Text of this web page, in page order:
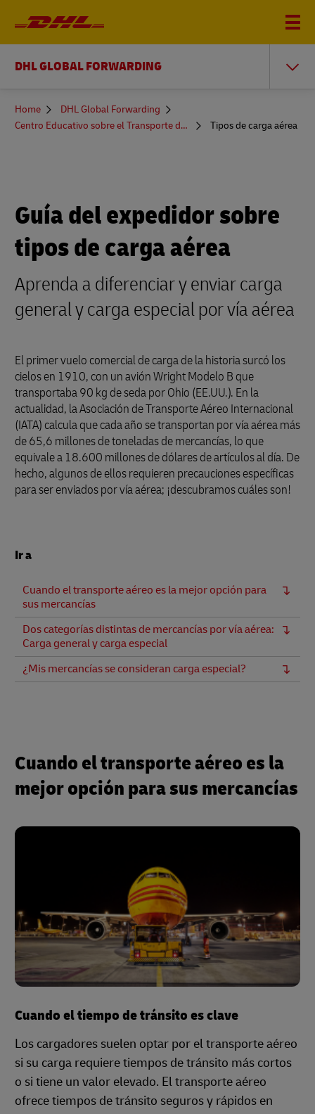
DHL GLOBAL FORWARDING
You
here
Home
DHL Global Forwarding
Centro Educativo sobre el Transporte de Mercancías
Tipos de carga aérea
Guía del expedidor sobre
tipos de carga aérea
Aprenda a diferenciar y enviar carga
general y carga especial por vía aérea
El primer vuelo comercial de carga de la historia surcó los
cielos en 1910, con un avión Wright Modelo B que
transportaba 90 kg de seda por Ohio (EE.UU.). En la
actualidad, la Asociación de Transporte Aéreo Internacional
(IATA) calcula que cada año se transportan por vía aérea más
de 65,6 millones de toneladas de mercancías, lo que
equivale a 18.600 millones de dólares de artículos al día. De
hecho, algunos de ellos requieren precauciones específicas
para ser enviados por vía aérea; ¡descubramos cuáles son!
Ir a
Cuando el transporte aéreo es la mejor opción para
sus mercancías
Dos categorías distintas de mercancías por vía aérea:
Carga general y carga especial
¿Mis mercancías se consideran carga especial?
Cuando el transporte aéreo es la
mejor opción para sus mercancías
Cuando el tiempo de tránsito es clave
Los cargadores suelen optar por el transporte aéreo
si su carga requiere tiempos de tránsito más cortos
o si tiene un valor elevado. El transporte aéreo
ofrece tiempos de tránsito seguros y rápidos en